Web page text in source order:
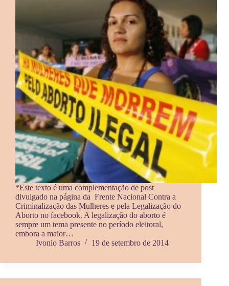
*Este texto é uma complementação de post
divulgado na página da Frente Nacional Contra a
Criminalização das Mulheres e pela Legalização do
Aborto no facebook. A legalização do aborto é
sempre um tema presente no período eleitoral,
embora a maior…
Ivonio Barros
19 de setembro de 2014